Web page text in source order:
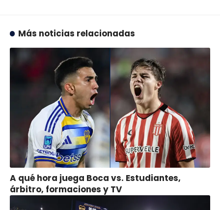
Más noticias relacionadas
A qué hora juega Boca vs. Estudiantes,
árbitro, formaciones y TV